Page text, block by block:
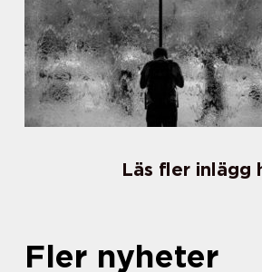
Läs fler inlägg
Fler nyheter